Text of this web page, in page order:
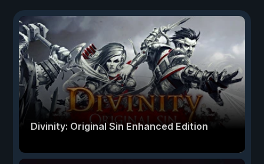
Divinity: Original Sin Enhanced Edition